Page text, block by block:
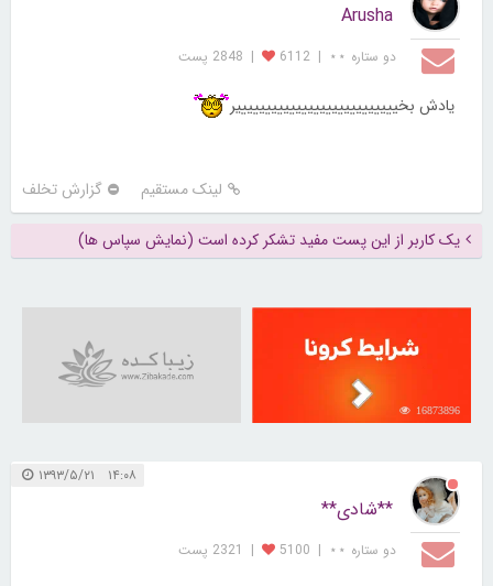
Arusha
دو ستاره ⋆⋆ |
6112
| 2848 پست
یادش بخیییییییییییییییییییییییییییر
لینک مستقیم گزارش تخلف
یک کاربر از این پست مفید تشکر کرده است (نمایش سپاس ها)
16873896
۱۴:۰۸ ۱۳۹۳/۵/۲۱
**شادی**
دو ستاره ⋆⋆ |
5100
| 2321 پست